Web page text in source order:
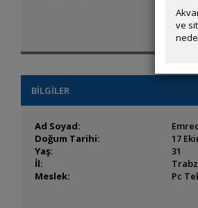
BİLGİLER
Ad Soyad:
Doğum Tarihi:
17
Yaş:
31
İl:
Meslek:
Pc
ve